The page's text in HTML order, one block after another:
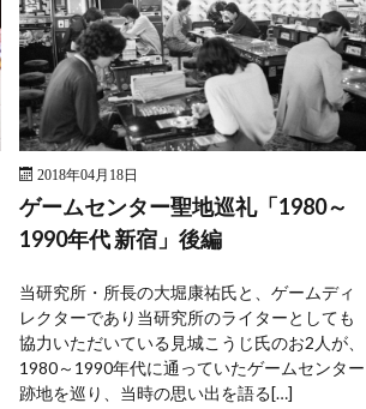
2018年04月18日
ゲームセンター聖地巡礼「1980～
1990年代 新宿」後編
当研究所・所長の大堀康祐氏と、ゲームディ
レクターであり当研究所のライターとしても
協力いただいている見城こうじ氏のお2人が、
1980～1990年代に通っていたゲームセンター
跡地を巡り、当時の思い出を語る[…]